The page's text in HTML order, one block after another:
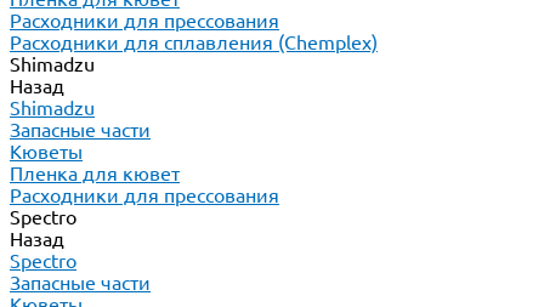
Расходники для прессования
Расходники для сплавления (Chemplex)
Shimadzu
Назад
Shimadzu
Запасные части
Кюветы
Пленка для кювет
Расходники для прессования
Spectro
Назад
Spectro
Запасные части